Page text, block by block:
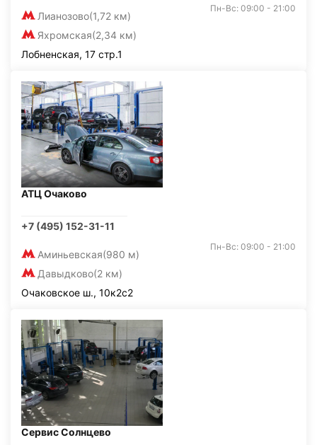
Лианозово(1,72 км)
Яхромская(2,34 км)
Пн-Вс: 09:00 - 21:00
Лобненская, 17 стр.1
АТЦ Очаково
+7 (495) 152-31-11
Аминьевская(980 м)
Давыдково(2 км)
Пн-Вс: 09:00 - 21:00
Очаковское ш., 10к2с2
Сервис Солнцево